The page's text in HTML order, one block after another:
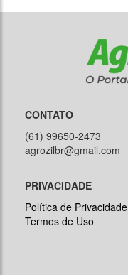
CONTATO
(61) 99650-2473
agrozilbr@gmail.com
PRIVACIDADE
Política de Privacidade
Termos de Uso